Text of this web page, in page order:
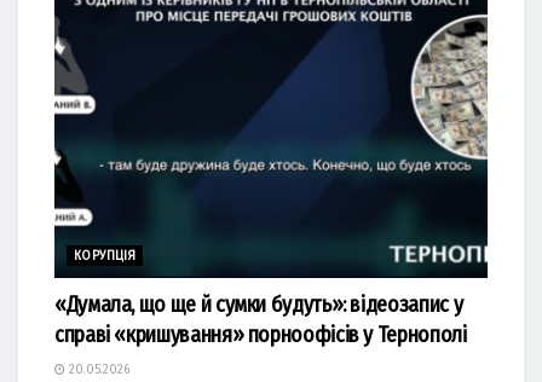
КОРУПЦІЯ
«Думала, що ще й сумки будуть»: відеозапис у
справі «кришування» порноофісів у Тернополі
20.05.2026